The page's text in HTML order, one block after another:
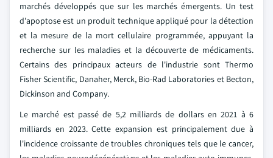
marchés développés que sur les marchés émergents. Un test
d'apoptose est un produit technique appliqué pour la détection
et la mesure de la mort cellulaire programmée, appuyant la
recherche sur les maladies et la découverte de médicaments.
Certains des principaux acteurs de l'industrie sont Thermo
Fisher Scientific, Danaher, Merck, Bio-Rad Laboratories et Becton,
Dickinson and Company.
Le marché est passé de 5,2 milliards de dollars en 2021 à 6
milliards en 2023. Cette expansion est principalement due à
l'incidence croissante de troubles chroniques tels que le cancer,